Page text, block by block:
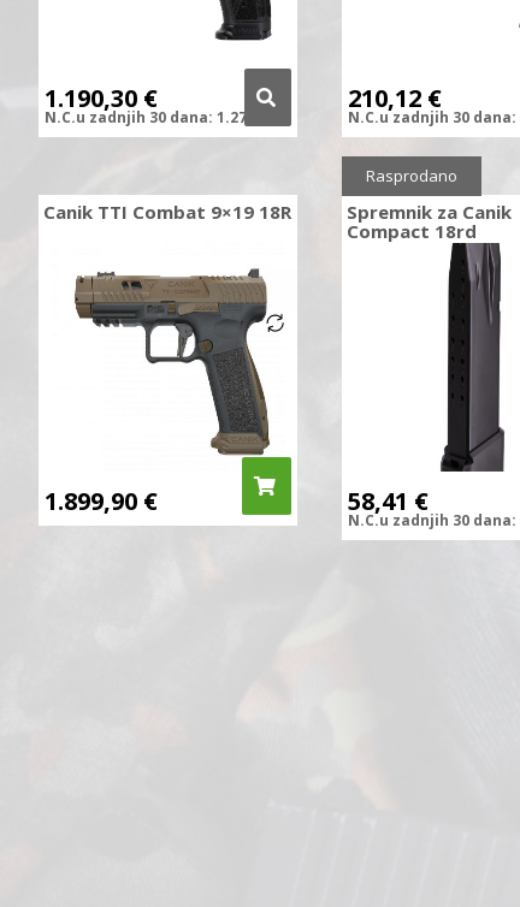
1.190,30 €
N.C.u zadnjih 30 dana: 1.279,90
210,12 €
N.C.u zadnjih 30 dana:
Canik TTI Combat 9×19 18R
1.899,90 €
Sniženo 10%
Spremnik za Canik
Compact 18rd
58,41 €
N.C.u zadnjih 30 dana:
Rasprodano